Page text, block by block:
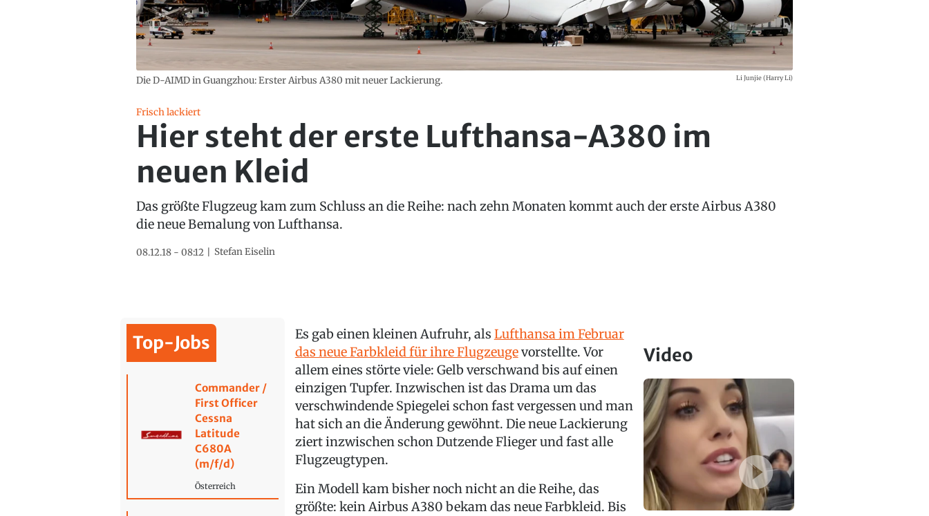
Die D-AIMD in Guangzhou: Erster Airbus A380 mit neuer Lackierung. Li Junjie (Harry Li)
Frisch lackiert
Hier steht der erste Lufthansa-A380 im
neuen Kleid
Das größte Flugzeug kam zum Schluss an die Reihe: nach zehn Monaten kommt auch der erste Airbus A380
die neue Bemalung von Lufthansa.
08.12.18 - 08:12 Stefan Eiselin
Top-Jobs
Commander /
First Officer
Cessna
Latitude
C680A
(m/f/d)
Österreich
Es gab einen kleinen Aufruhr, als Lufthansa im Februar
das neue Farbkleid für ihre Flugzeugevorstellte. Vor
allem eines störte viele: Gelb verschwand bis auf einen
einzigen Tupfer. Inzwischen ist das Drama um das
verschwindende Spiegelei schon fast vergessen und man
hat sich an die Änderung gewöhnt. Die neue Lackierung
ziert inzwischen schon Dutzende Flieger und fast alle
Flugzeugtypen.
Ein Modell kam bisher noch nicht an die Reihe, das
größte: kein Airbus A380 bekam das neue Farbkleid. Bis
Video